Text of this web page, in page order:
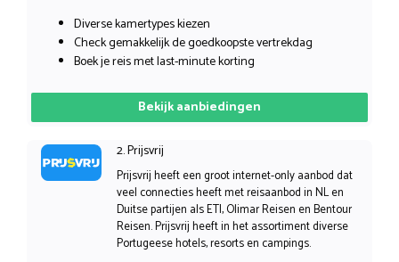
Diverse kamertypes kiezen
Check gemakkelijk de goedkoopste vertrekdag
Boek je reis met last-minute korting
Bekijk aanbiedingen
2. Prijsvrij
Prijsvrij heeft een groot internet-only aanbod dat
veel connecties heeft met reisaanbod in NL en
Duitse partijen als ETI, Olimar Reisen en Bentour
Reisen. Prijsvrij heeft in het assortiment diverse
Portugeese hotels, resorts en campings.